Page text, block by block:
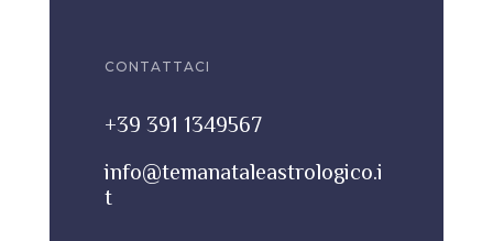
CONTATTACI
+39 391 1349567
info@temanataleastrologico.i
t